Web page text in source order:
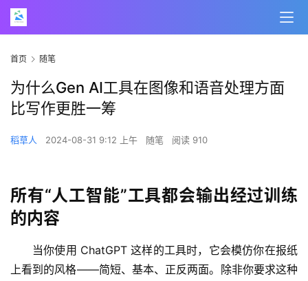
首页 随笔
为什么Gen AI工具在图像和语音处理方面
比写作更胜一筹
稻草人 2024-08-31 9:12 上午 随笔 阅读 910
所有“人工智能”工具都会输出经过训练
的内容
当你使用 ChatGPT 这样的工具时，它会模仿你在报纸
上看到的风格——简短、基本、正反两面。除非你要求这种